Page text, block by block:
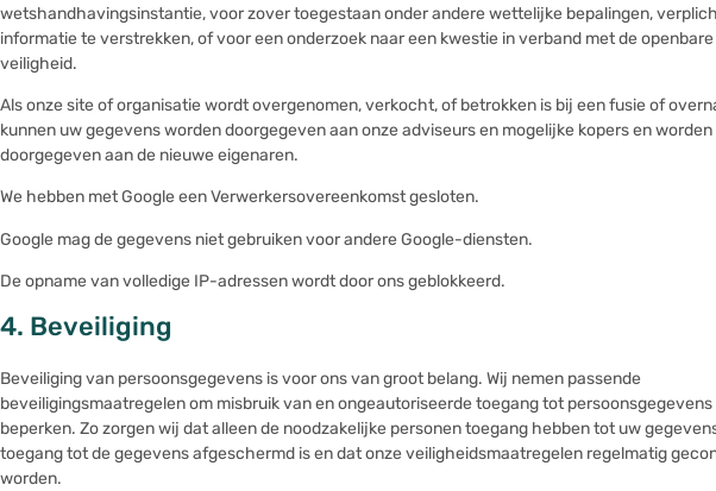
wetshandhavingsinstantie, voor zover toegestaan onder andere wettelijke bepalingen,
informatie te verstrekken, of voor een onderzoek naar een kwestie in verband met de openbare
veiligheid.
Als onze site of organisatie wordt overgenomen, verkocht, of betrokken is bij een fusie of
kunnen uw gegevens worden doorgegeven aan onze adviseurs en mogelijke kopers en worden
doorgegeven aan de nieuwe eigenaren.
We hebben met Google een Verwerkersovereenkomst gesloten.
Google mag de gegevens niet gebruiken voor andere Google-diensten.
De opname van volledige IP-adressen wordt door ons geblokkeerd.
4. Beveiliging
Beveiliging van persoonsgegevens is voor ons van groot belang. Wij nemen passende
beveiligingsmaatregelen om misbruik van en ongeautoriseerde toegang tot persoonsgegevens
beperken. Zo zorgen wij dat alleen de noodzakelijke personen toegang hebben tot uw
toegang tot de gegevens afgeschermd is en dat onze veiligheidsmaatregelen regelmatig
worden.